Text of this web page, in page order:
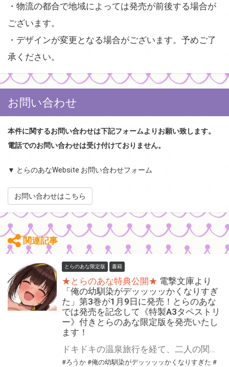
・物流の都合で地域によっては発売が前後する場合が
ございます。
・デザインが変更となる場合がございます。予めご了
承ください。
お問い合わせ
本件に関するお問い合わせは下記フォームよりお願い致します。
電話でのお問い合わせは受け付けておりません。
▼ とらのあなWebsite お問い合わせフォーム
お問い合わせはこちら
関連記事
とらのあな限定版 書籍
★とらのあな特典公開★ 電撃文庫より
「俺の幼馴染がデッッッッかくなりすぎ
た」第3巻が1月9日に発売！とらのあな
では発売を記念して《特製A3タペストリ
ー》付きとらのあな限定版を発売いたし
ます！
ドキドキの温泉旅行を経て、二人の関係にも進展が――!? 「俺の幼馴染がデッッッッかくなりすぎた」第3巻が2026年1月9日(金)に発売！ とらのあなでは発売を記念して「特製A3タペストリー」付きとらのあな限定版を発売いたします。 とらのあな限定版は数量限定となりますので是非お早めにお求めください！
#ろうか #俺の幼馴染がデッッッッかくなりすぎた #